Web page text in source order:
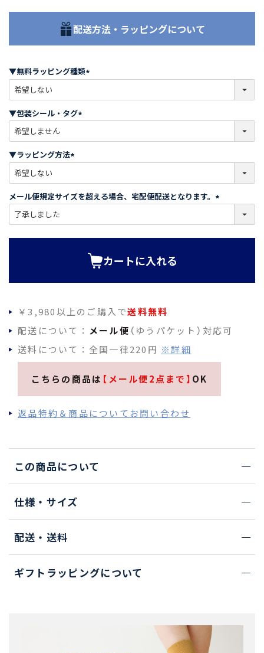
配送方法・ラッピングについて
▼無料ラッピング種類
必
)
▼包装シール・タグ
必
)
▼ラッピング方法
必
須
)
メール便規定サイズを超える場合、宅配便配送となります。
必
カートに入れる
￥3,980以上のご購入で送料無料
配送について： メール便 （ゆうパケット）対応可
送料について：全国一律220円 ※詳細
こちらの商品は 【メール便2点まで】 OK
返品特約＆商品についてお問い合わせ
この商品について
仕様・サイズ
配送・送料
ギフトラッピングについて